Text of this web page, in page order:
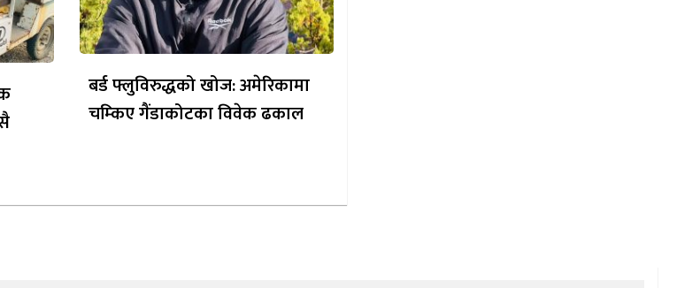
बर्ड फ्लुविरुद्धको खोज: अमेरिकामा
चम्किए गैंडाकोटका विवेक ढकाल